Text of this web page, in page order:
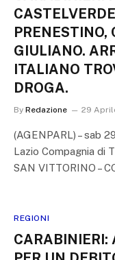
PRENESTINO,
GIULIANO.
ITALIANO
DROGA.
By Redazione 29
(AGENPARL) – sab
Lazio Compagnia di
SAN VITTORINO –
REGIONI
CARABINIERI: